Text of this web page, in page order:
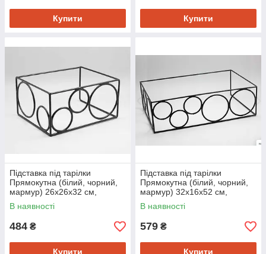
Купити Купити
Підставка під тарілки
Прямокутна (білий, чорний,
мармур) 26х26х32 см,
металева, для сервірування і
декору
В наявності
484 ₴
Купити
Підставка під тарілки
Прямокутна (білий, чорний,
мармур) 32х16х52 см,
металева, для сервірування і
декору
В наявності
579 ₴
Купити